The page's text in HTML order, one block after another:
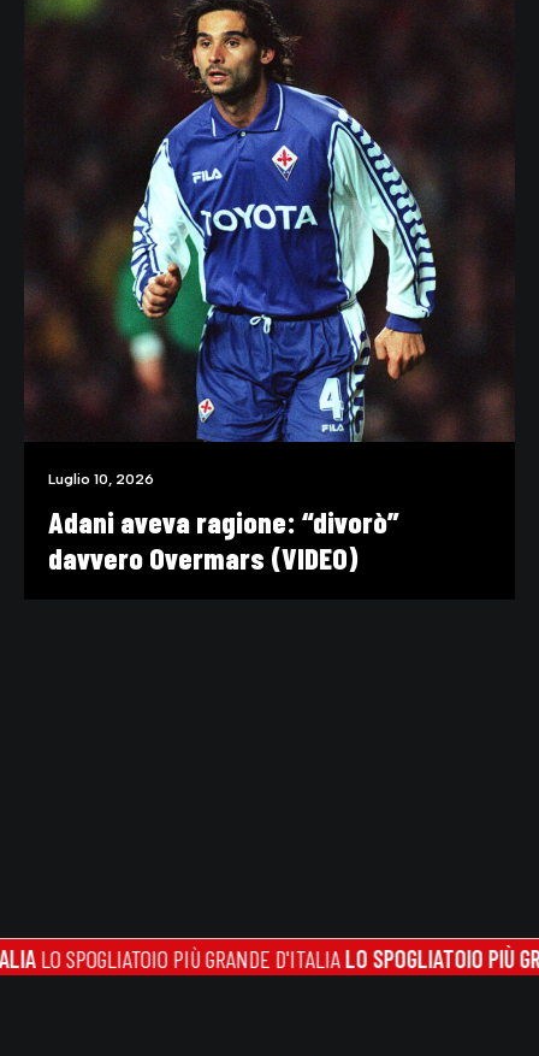
Luglio 10, 2026
Adani aveva ragione: “divorò”
davvero Overmars (VIDEO)
SPOGLIATOIO PIÙ GRANDE D'ITALIALO SPOGLIATOIO PIÙ